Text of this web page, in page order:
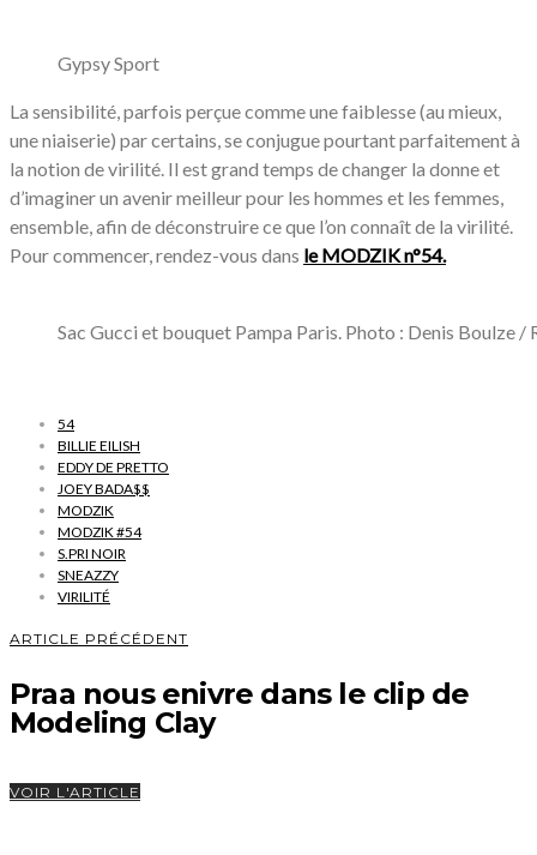
Gypsy Sport
La sensibilité, parfois perçue comme une faiblesse (au mieux,
une niaiserie) par certains, se conjugue pourtant parfaitement à
la notion de virilité. Il est grand temps de changer la donne et
d’imaginer un avenir meilleur pour les hommes et les femmes,
ensemble, afin de déconstruire ce que l’on connaît de la virilité.
Pour commencer, rendez-vous dans le MODZIK n°54.
Sac Gucci et bouquet Pampa Paris. Photo : Denis Boulze
54
BILLIE EILISH
EDDY DE PRETTO
JOEY BADA$$
MODZIK
MODZIK #54
S.PRI NOIR
SNEAZZY
VIRILITÉ
ARTICLE PRÉCÉDENT
Praa nous enivre dans le clip de
Modeling Clay
VOIR L'ARTICLE